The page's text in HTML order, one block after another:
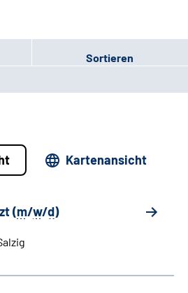
Sortieren
Kartenansicht
(m/w/d)